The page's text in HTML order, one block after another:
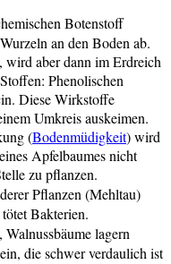
Botenstoff
an den Boden ab.
wird aber dann im Erdreich
Phenolischen
Diese Wirkstoffe
Umkreis auskeimen.
(Bodenmüdigkeit) wird
Apfelbaumes nicht
zu pflanzen.
Pflanzen (Mehltau)
Bakterien.
lagern
die schwer verdaulich ist